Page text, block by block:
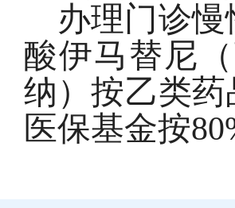
办理门诊
酸伊马替尼
纳）按乙类
医保基金按